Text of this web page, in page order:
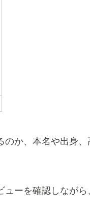
か、本名や出身
ーを確認しなが